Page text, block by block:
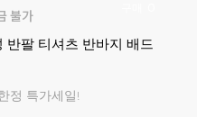
반팔 티셔츠 반바지 배드
정 특가세일!